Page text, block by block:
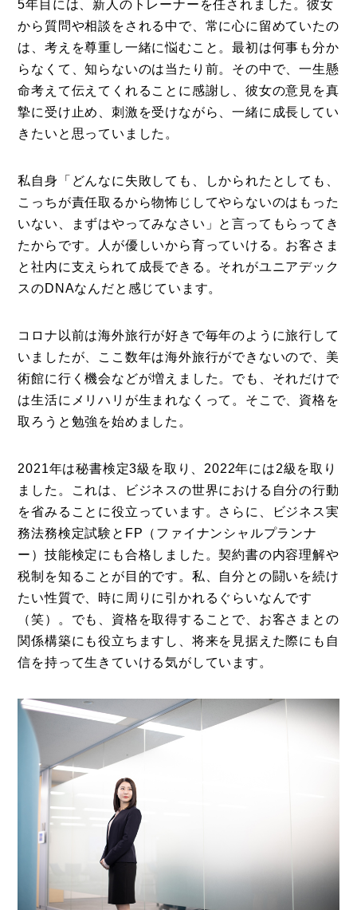
5年目には、新人のトレーナーを任されました。彼女
から質問や相談をされる中で、常に心に留めていたの
は、考えを尊重し一緒に悩むこと。最初は何事も分か
らなくて、知らないのは当たり前。その中で、一生懸
命考えて伝えてくれることに感謝し、彼女の意見を真
摯に受け止め、刺激を受けながら、一緒に成長してい
きたいと思っていました。
私自身「どんなに失敗しても、しかられたとしても、
こっちが責任取るから物怖じしてやらないのはもった
いない、まずはやってみなさい」と言ってもらってき
たからです。人が優しいから育っていける。お客さま
と社内に支えられて成長できる。それがユニアデック
スのDNAなんだと感じています。
コロナ以前は海外旅行が好きで毎年のように旅行して
いましたが、ここ数年は海外旅行ができないので、美
術館に行く機会などが増えました。でも、それだけで
は生活にメリハリが生まれなくって。そこで、資格を
取ろうと勉強を始めました。
2021年は秘書検定3級を取り、2022年には2級を取り
ました。これは、ビジネスの世界における自分の行動
を省みることに役立っています。さらに、ビジネス実
務法務検定試験とFP（ファイナンシャルプランナ
ー）技能検定にも合格しました。契約書の内容理解や
税制を知ることが目的です。私、自分との闘いを続け
たい性質で、時に周りに引かれるぐらいなんです
（笑）。でも、資格を取得することで、お客さまとの
関係構築にも役立ちますし、将来を見据えた際にも自
信を持って生きていける気がしています。